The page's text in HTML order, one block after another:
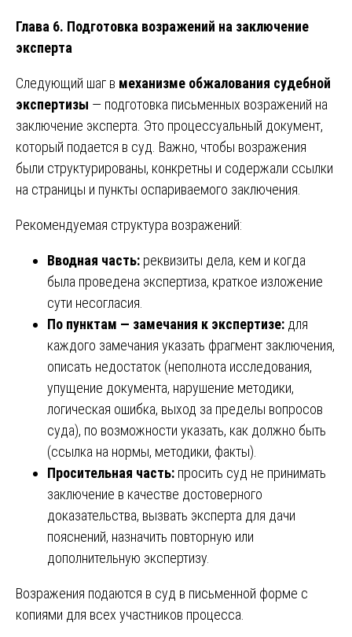
Глава 6. Подготовка возражений на заключение
эксперта
Следующий шаг в механизме обжалования судебной
экспертизы — подготовка письменных возражений на
заключение эксперта. Это процессуальный документ,
который подается в суд. Важно, чтобы возражения
были структурированы, конкретны и содержали ссылки
на страницы и пункты оспариваемого заключения.
Рекомендуемая структура возражений:
Вводная часть: реквизиты дела, кем и когда
была проведена экспертиза, краткое изложение
сути несогласия.
По пунктам — замечания к экспертизе: для
каждого замечания указать фрагмент заключения,
описать недостаток (неполнота исследования,
упущение документа, нарушение методики,
логическая ошибка, выход за пределы вопросов
суда), по возможности указать, как должно быть
(ссылка на нормы, методики, факты).
Просительная часть: просить суд не принимать
заключение в качестве достоверного
доказательства, вызвать эксперта для дачи
пояснений, назначить повторную или
дополнительную экспертизу.
Возражения подаются в суд в письменной форме с
копиями для всех участников процесса.